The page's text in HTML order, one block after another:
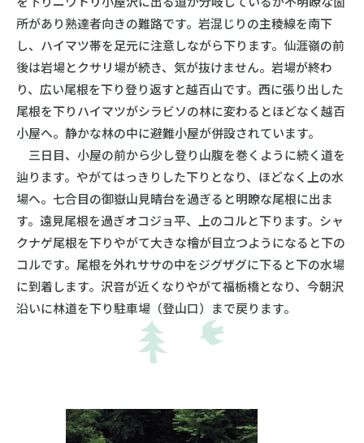
所があり熟達者向きの難路です。岩混じりの主稜線を南下
し、ハイマツ帯を足元に注意しながら下ります。仙涯嶺の前
後は岩場とクサリ場が続き、気が抜けません。岩場が終わ
り、広い尾根を下り登り返すと越百山です。西に張り出した
尾根を下りハイマツがシラビソの林に変わるとほどなく越百
小屋へ。静かな林の中に避難小屋が併設されています。
三日目、小屋の前から少し登り山腹を巻くように続く道を
辿ります。やがてはっきりした下りとなり、ほどなく上の水
場へ。七合目の御嶽山見晴台を過ぎると明瞭な尾根に出ま
す。遠見尾根を過ぎオコジョ平、上のコルと下ります。シャ
クナゲ尾根を下りやがて大きな檜が目立つようになると下の
コルです。尾根を外れササの中をジグザグに下ると下の水場
に到着します。沢音が近くなりやがて福栃橋となり、今朝沢
沿いに林道を下り駐車場（登山口）まで戻ります。